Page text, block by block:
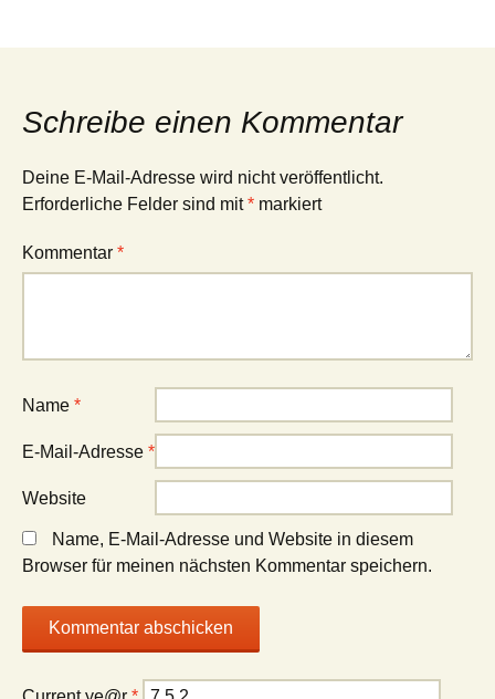
Schreibe einen Kommentar
Deine E-Mail-Adresse wird nicht veröffentlicht.
Erforderliche Felder sind mit* markiert
Kommentar *
Name *
E-Mail-Adresse *
Website
Name, E-Mail-Adresse und Website in diesem
Browser für meinen nächsten Kommentar speichern.